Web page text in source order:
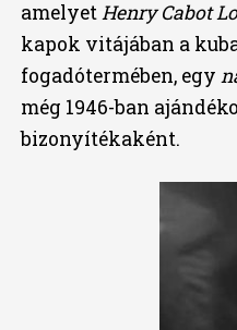
amelyetHenry Cabot
kapok vitájában a
fogadótermében, egy
még 1946-ban
bizonyítékaként.